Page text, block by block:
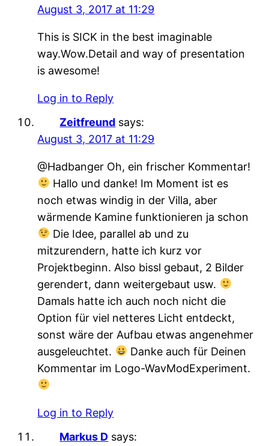
August 3, 2017 at 11:29
This is SICK in the best imaginable
way.Wow.Detail and way of presentation
is awesome!
Log in to Reply
Zeitfreund says:
August 3, 2017 at 11:29
@Hadbanger Oh, ein frischer Kommentar!
Hallo und danke! Im Moment ist es
noch etwas windig in der Villa, aber
wärmende Kamine funktionieren ja schon
Die Idee, parallel ab und zu
mitzurendern, hatte ich kurz vor
Projektbeginn. Also bissl gebaut, 2 Bilder
gerendert, dann weitergebaut usw.
Damals hatte ich auch noch nicht die
Option für viel netteres Licht entdeckt,
sonst wäre der Aufbau etwas angenehmer
ausgeleuchtet.
Danke auch für Deinen
Kommentar im Logo-WavModExperiment.
Log in to Reply
Markus D says: